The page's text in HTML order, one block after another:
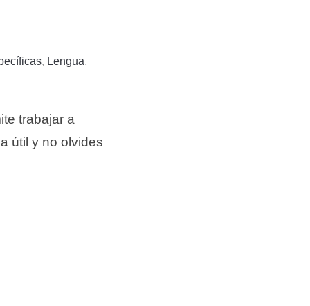
, Lengua,
trabajar a
útil y no olvides